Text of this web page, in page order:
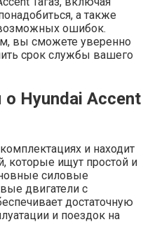
а также
ошибок.
вы сможете уверенно
срок службы вашего
Hyundai Accent
и находит
которые ищут простой и
силовые
двигатели с
достаточную
и поездок на